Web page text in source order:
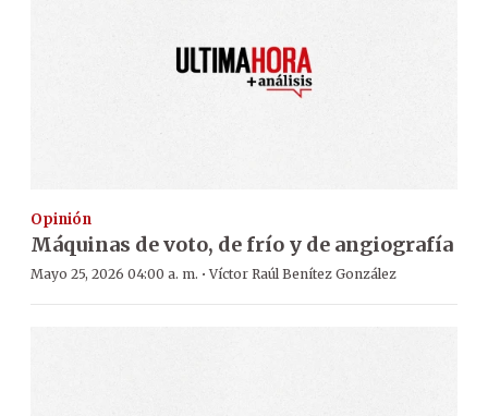
Opinión
Máquinas de voto, de frío y de angiografía
Mayo 25, 2026 04:00 a. m. ·Víctor Raúl Benítez González